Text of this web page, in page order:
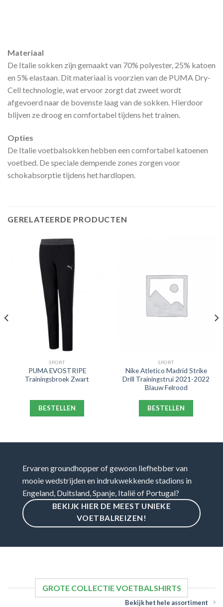
Materiaal
De Italie sokken zijn gemaakt van 70% polyester, 25% katoen
en 5% elastaan. Dit materiaal is voorzien van de PUMA Dry-
Cell technologie, wat ervoor zorgt dat zweet wordt
afgevoerd naar de bovenste laag van de sokken. Hierdoor
blijven ze droog en comfortabel tijdens het trainen.
Opties
De Italie voetbalsokken hebben een comfortabel katoenen
voetbed. De speciale dempende zones zorgen voor
schokabsorptie tijdens het hardlopen.
GERELATEERDE PRODUCTEN
SPORT
PUMA EVOSTRIPE
Trainingsbroek Zwart
BESTELLEN
SPORT
Nike Atletico Madrid Strike
Drill Trainingstrui 2021-2022
Blauw Felrood
BESTELLEN
Ervaren groundhopper of gewoon liefhebber van
mooie wedstrijden en indrukwekkende stadions in
Engeland, Duitsland, Spanje, Italië of Portugal?
BEKIJK HIER DE MEEST UNIEKE
VOETBALREIZEN!
GROTE COLLECTIE VOETBALSHIRTS
Bekijk het hele assortiment